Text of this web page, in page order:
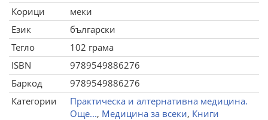
Корици
меки
Език
български
Тегло
102 грама
ISBN
9789549886276
Баркод
9789549886276
Категории
Практическа и алтернативна медицина.
Още..., Медицина за всеки, Книги